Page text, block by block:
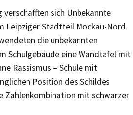
sich Unbekannte
Leipziger Stadtteil Mockau-Nord.
die unbekannten
Schulgebäude eine Wandtafel mit
Rassismus – Schule mit
Position des Schildes
Zahlenkombination mit schwarzer